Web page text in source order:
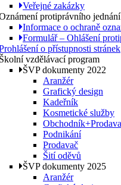
Veřejné zakázky
protiprávního
Informace o ochraně
Formulář – Ohlášení
o přístupnosti stránek
Školní vzdělávací program
ŠVP dokumenty 2022
Aranžér
Grafický design
Kadeřník
Kosmetické služby
Podnikání
Prodavač
Šití oděvů
ŠVP dokumenty 2025
Aranžér